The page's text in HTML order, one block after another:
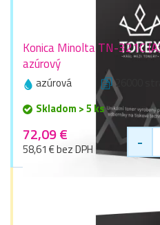
Konica Minolta TN-321C
azúrový
azúrová 26000
Skladom > 5 ks
72,09 €
58,61 € bez DPH -